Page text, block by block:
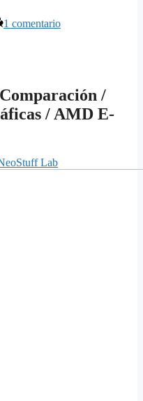
1 comentario
/
/ AMD E-
Lab